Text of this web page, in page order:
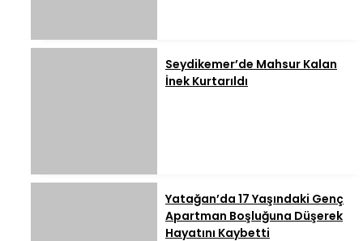
Seydikemer’de Mahsur Kalan
İnek Kurtarıldı
Yatağan’da 17 Yaşındaki Genç
Apartman Boşluğuna Düşerek
Hayatını Kaybetti